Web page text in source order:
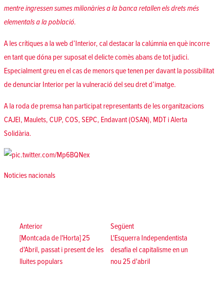
mentre ingressen sumes milionàries a la banca retallen els drets més
elementals a la població.
A les crítiques a la web d’Interior, cal destacar la calúmnia en què incorre
en tant que dóna per suposat el delicte comès abans de tot judici.
Especialment greu en el cas de menors que tenen per davant la possibilitat
de denunciar Interior per la vulneració del seu dret d’imatge.
A la roda de premsa han participat representants de les organitzacions
CAJEI, Maulets, CUP, COS, SEPC, Endavant (OSAN), MDT i Alerta
Solidària.
Posted in
Noticies nacionals
d'entradesAnteriorAnterior:
[Montcada de l'Horta] 25
d'Abril, passat i present de les
lluites populars
SegüentSegüent:
L'Esquerra Independentista
desafia el capitalisme en un
nou 25 d'abril